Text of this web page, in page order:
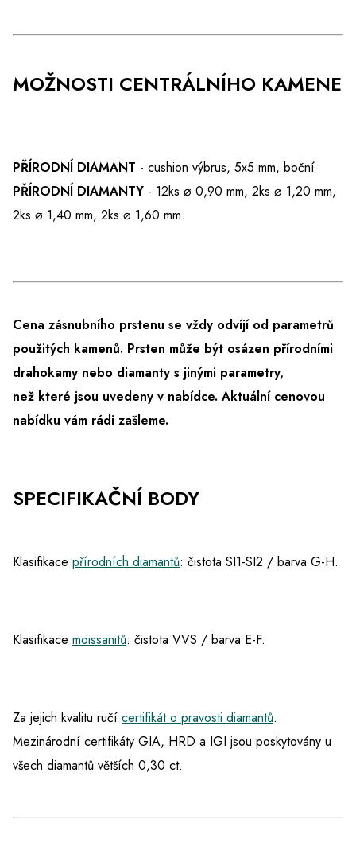
MOŽNOSTI CENTRÁLNÍHO KAMENE
PŘÍRODNÍ DIAMANT - cushion výbrus, 5x5 mm, boční
PŘÍRODNÍ DIAMANTY - 12ks ⌀ 0,90 mm, 2ks ⌀ 1,20 mm,
2ks ⌀ 1,40 mm, 2ks ⌀ 1,60 mm.
Cena zásnubního prstenu se vždy odvíjí od parametrů
použitých kamenů. Prsten může být osázen přírodními
drahokamy nebo diamanty s jinými parametry,
než které jsou uvedeny v nabídce.Aktuální cenovou
nabídku vám rádi zašleme.
SPECIFIKAČNÍ BODY
Klasifikace přírodních diamantů: čistota SI1-SI2 / barva G-H.
Klasifikace moissanitů: čistota VVS / barva E-F.
Za jejich kvalitu ručí certifikát o pravosti diamantů.
Mezinárodní certifikáty GIA, HRD a IGI jsou poskytovány u
všech diamantů větších 0,30 ct.